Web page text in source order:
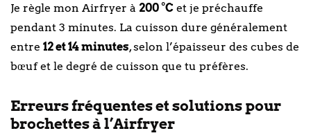
Je règle mon Airfryer à 200 °C et je préchauffe
pendant 3 minutes. La cuisson dure généralement
entre 12 et 14 minutes, selon l’épaisseur des cubes de
bœuf et le degré de cuisson que tu préfères.
Erreurs fréquentes et solutions pour
brochettes à l’Airfryer